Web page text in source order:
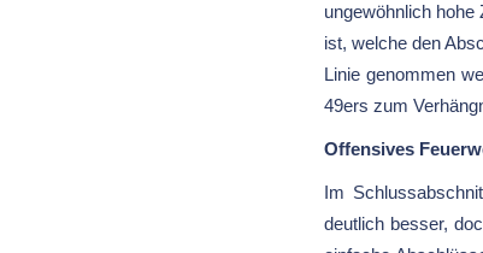
ungewöhnlich
ist, welche den
Linie genommen
49ers zum
Offensives
Im
deutlich besser,